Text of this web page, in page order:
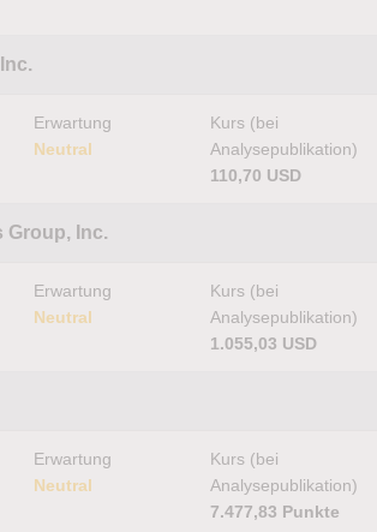
Erwartung
Neutral
Kurs (bei
Analysepublikation)
110,70 USD
Group, Inc.
Erwartung
Neutral
Kurs (bei
Analysepublikation)
1.055,03 USD
Erwartung
Neutral
Kurs (bei
Analysepublikation)
7.477,83 Punkte